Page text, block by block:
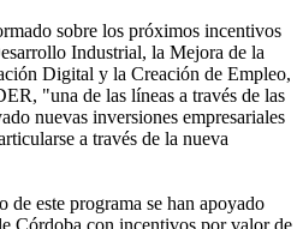
sobre los próximos incentivos
Industrial, la Mejora de la
Digital y la Creación de Empleo,
"una de las líneas a través de las
nuevas inversiones empresariales
a través de la nueva
de este programa se han apoyado